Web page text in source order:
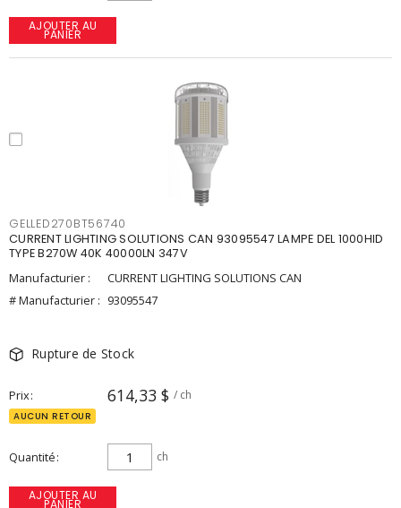
AJOUTER AU
PANIER
GELLED270BT56740
CURRENT LIGHTING SOLUTIONS CAN 93095547 LAMPE DEL 1000HID
TYPE B270W 40K 40000LN 347V
Manufacturier :
CURRENT LIGHTING SOLUTIONS CAN
# Manufacturier : 93095547
Rupture de Stock
Prix 614,33 $ / ch
AUCUN RETOUR
Quantité ch
AJOUTER AU
PANIER